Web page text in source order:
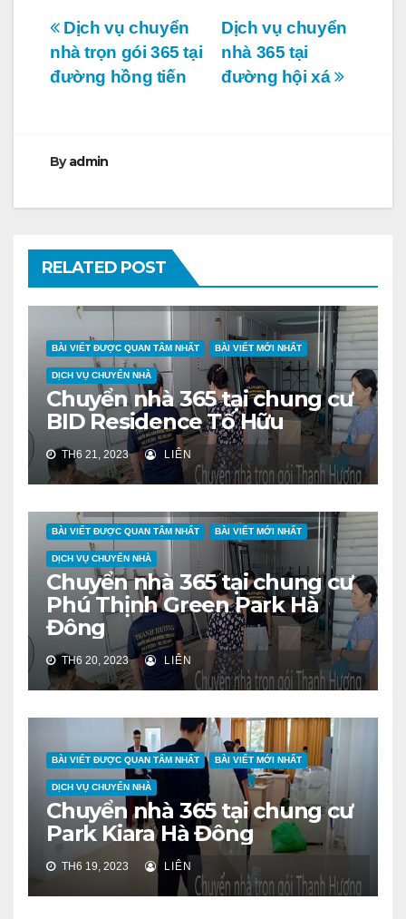
Điều
hướng
Dịch vụ chuyển
nhà 365 tại
đường hội xá
Dịch vụ chuyển
nhà trọn gói 365 tại
đường hồng tiến
Byadmin
RELATED POST
BÀI VIẾT ĐƯỢC QUAN TÂM NHẤT BÀI VIẾT MỚI NHẤT
DỊCH VỤ CHUYỂN NHÀ
Chuyển nhà 365 tại chung cư
BID Residence Tố Hữu
TH6 21, 2023 LIÊN
BÀI VIẾT ĐƯỢC QUAN TÂM NHẤT BÀI VIẾT MỚI NHẤT
DỊCH VỤ CHUYỂN NHÀ
Chuyển nhà 365 tại chung cư
Phú Thịnh Green Park Hà
Đông
TH6 20, 2023 LIÊN
BÀI VIẾT ĐƯỢC QUAN TÂM NHẤT BÀI VIẾT MỚI NHẤT
DỊCH VỤ CHUYỂN NHÀ
Chuyển nhà 365 tại chung cư
Park Kiara Hà Đông
TH6 19, 2023 LIÊN